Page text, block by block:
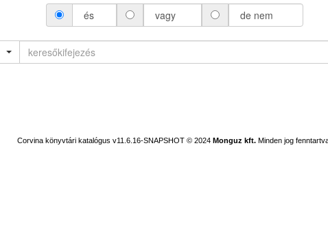
és vagy de nem
Corvina könyvtári katalógus v11.6.16-SNAPSHOT © 2024 Monguz kft. Minden jog